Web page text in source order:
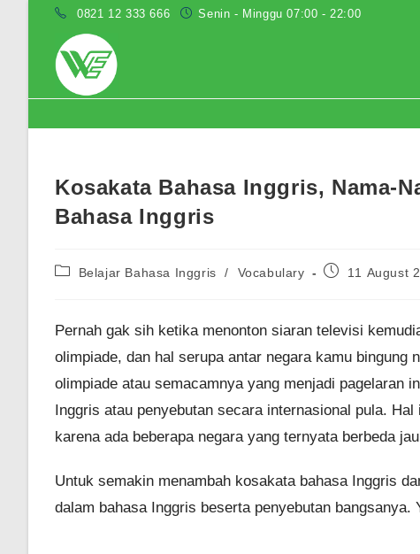
0821 12 333 666 Senin - Minggu 07:00 - 22:00
Kosakata Bahasa Inggris, Nama-
Bahasa Inggris
PostBelajar Bahasa Inggris / Vocabulary
Post11 August
Pernah gak sih ketika menonton siaran televisi
olimpiade, dan hal serupa antar negara kamu bingung
olimpiade atau semacamnya yang menjadi pagelaran
Inggris atau penyebutan secara internasional pula.
karena ada beberapa negara yang ternyata berbeda
Untuk semakin menambah kosakata bahasa Inggris
dalam bahasa Inggris beserta penyebutan